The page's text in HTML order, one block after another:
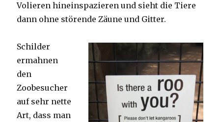
Volieren hineinspazieren und sieht die Tiere
dann ohne störende Zäune und Gitter.
Schilder
ermahnen
den
Zoobesucher
auf sehr nette
Art, dass man